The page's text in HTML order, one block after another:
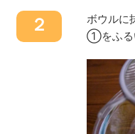
２
ボウルに
①をふる